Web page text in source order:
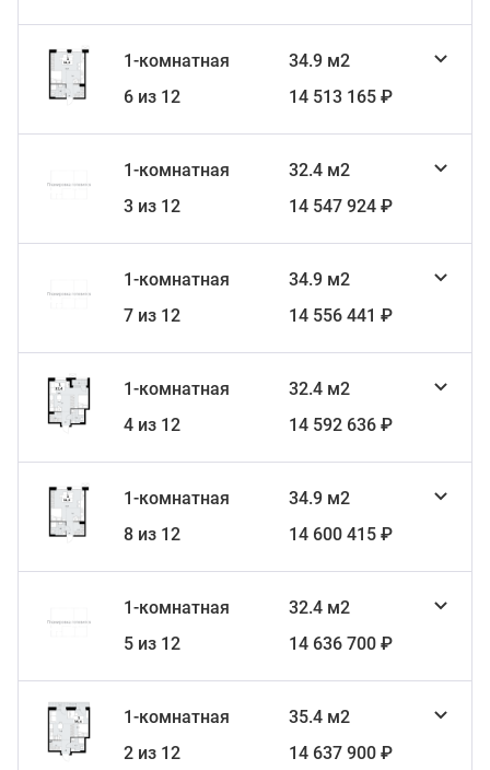
1-комнатная
34.9 м2
6 из 12
14 513 165 ₽
1-комнатная
32.4 м2
3 из 12
14 547 924 ₽
1-комнатная
34.9 м2
7 из 12
14 556 441 ₽
1-комнатная
32.4 м2
4 из 12
14 592 636 ₽
1-комнатная
34.9 м2
8 из 12
14 600 415 ₽
1-комнатная
32.4 м2
5 из 12
14 636 700 ₽
1-комнатная
35.4 м2
2 из 12
14 637 900 ₽